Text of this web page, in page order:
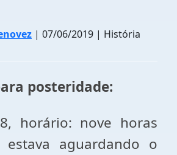
| 07/06/2019 | História
posteridade:
horário: nove horas
aguardando o